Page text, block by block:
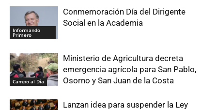
Informando
Primero
Conmemoración Día del Dirigente
Social en la Academia
Campo al Día
Ministerio de Agricultura decreta
emergencia agrícola para San Pablo,
Osorno y San Juan de la Costa
Lanzan idea para suspender la Ley